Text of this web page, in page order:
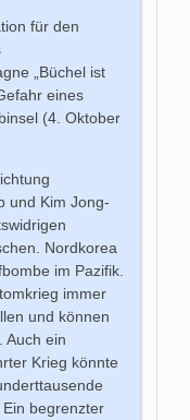
für den
„Büchel ist
eines
(4. Oktober
und Kim Jong-
Nordkorea
im Pazifik.
immer
und können
Auch ein
Krieg könnte
begrenzter